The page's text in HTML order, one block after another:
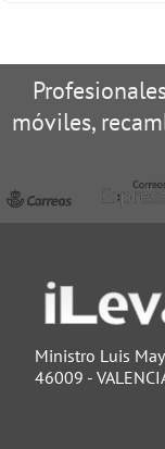
móviles,
Ministro Luis
46009 -